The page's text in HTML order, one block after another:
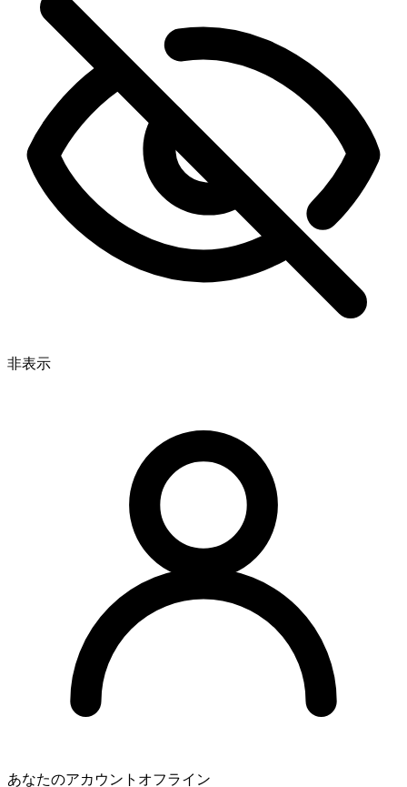
完璧です！進捗状況をリアルタイムで確認できますか？
最高です、ありがとうございます 🧡
非表示
あなたのアカウント オフライン